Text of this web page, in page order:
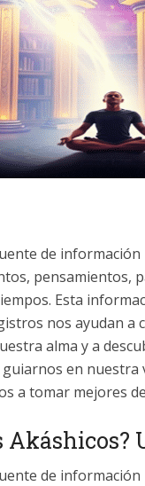
de
pensamientos,
Esta
nos ayudan
alma y a
en
a tomar mejores
de